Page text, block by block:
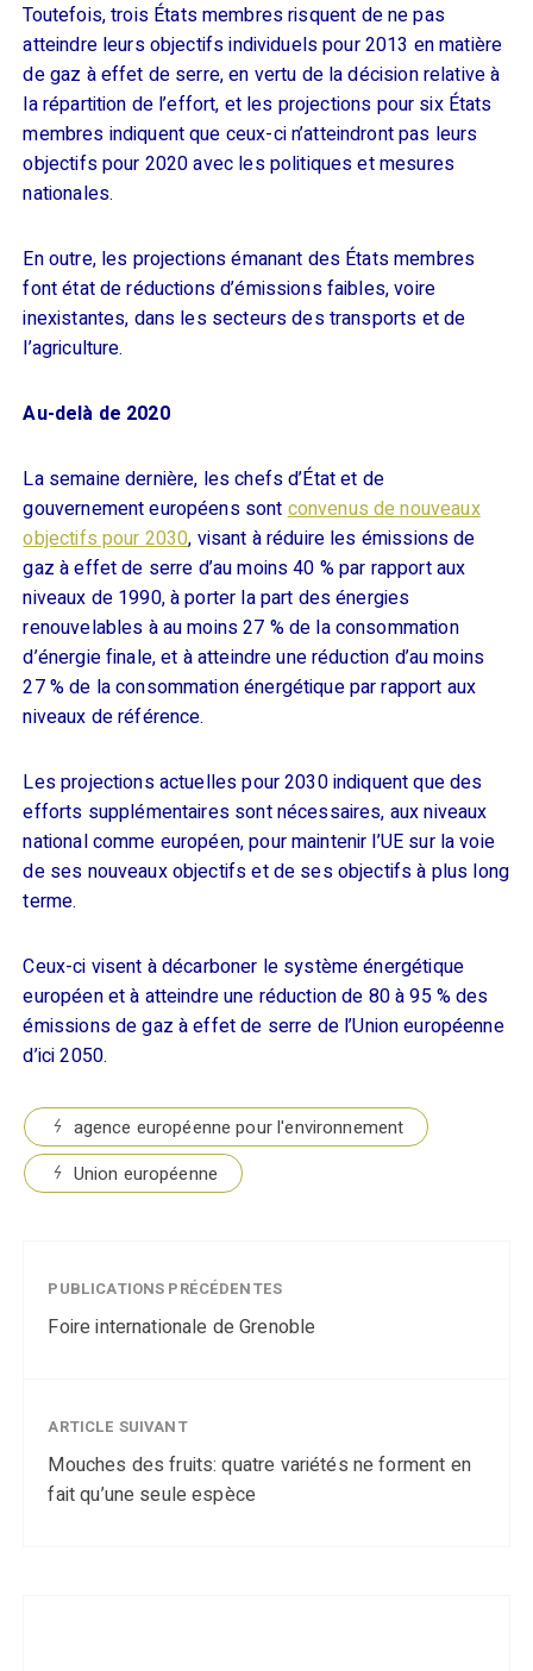
Toutefois, trois États membres risquent de ne pas
atteindre leurs objectifs individuels pour 2013 en matière
de gaz à effet de serre, en vertu de la décision relative à
la répartition de l’effort, et les projections pour six États
membres indiquent que ceux-ci n’atteindront pas leurs
objectifs pour 2020 avec les politiques et mesures
nationales.
En outre, les projections émanant des États membres
font état de réductions d’émissions faibles, voire
inexistantes, dans les secteurs des transports et de
l’agriculture.
Au-delà de 2020
La semaine dernière, les chefs d’État et de
gouvernement européens sontconvenus de nouveaux
objectifs pour 2030, visant à réduire les émissions de
gaz à effet de serre d’au moins 40 % par rapport aux
niveaux de 1990, à porter la part des énergies
renouvelables à au moins 27 % de la consommation
d’énergie finale, et à atteindre une réduction d’au moins
27 % de la consommation énergétique par rapport aux
niveaux de référence.
Les projections actuelles pour 2030 indiquent que des
efforts supplémentaires sont nécessaires, aux niveaux
national comme européen, pour maintenir l’UE sur la voie
de ses nouveaux objectifs et de ses objectifs à plus long
terme.
Ceux-ci visent à décarboner le système énergétique
européen et à atteindre une réduction de 80 à 95 % des
émissions de gaz à effet de serre de l’Union européenne
d’ici 2050.
agence européenne pour l'environnement
Union européenne
PUBLICATIONS PRÉCÉDENTES
Foire internationale de Grenoble
ARTICLE SUIVANT
Mouches des fruits: quatre variétés ne forment en
fait qu’une seule espèce